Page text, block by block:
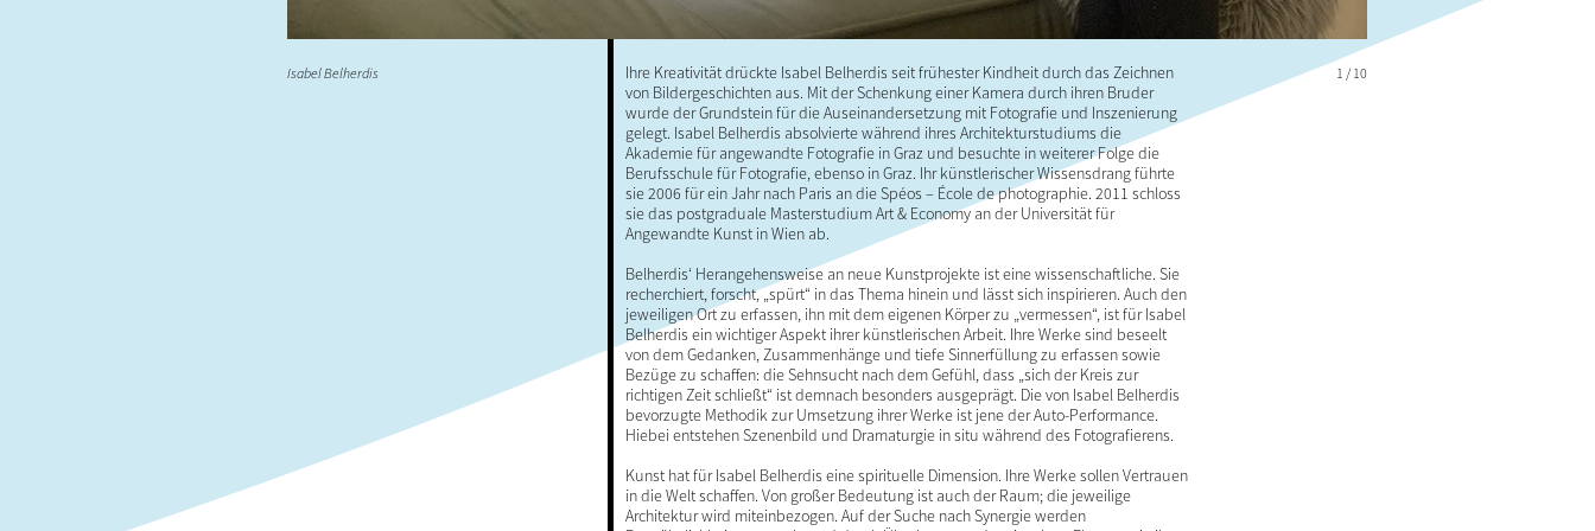
Ihre Kreativität drückte Isabel Belherdis seit frühester Kindheit durch das Zeichnen
von Bildergeschichten aus. Mit der Schenkung einer Kamera durch ihren Bruder
wurde der Grundstein für die Auseinandersetzung mit Fotografie und Inszenierung
gelegt. Isabel Belherdis absolvierte während ihres Architekturstudiums die
Akademie für angewandte Fotografie in Graz und besuchte in weiterer Folge die
Berufsschule für Fotografie, ebenso in Graz. Ihr künstlerischer Wissensdrang führte
sie 2006 für ein Jahr nach Paris an die Spéos – École de photographie. 2011 schloss
sie das postgraduale Masterstudium Art & Economy an der Universität für
Angewandte Kunst in Wien ab.
Belherdis‘ Herangehensweise an neue Kunstprojekte ist eine wissenschaftliche. Sie
recherchiert, forscht, „spürt“ in das Thema hinein und lässt sich inspirieren. Auch den
jeweiligen Ort zu erfassen, ihn mit dem eigenen Körper zu „vermessen“, ist für Isabel
Belherdis ein wichtiger Aspekt ihrer künstlerischen Arbeit. Ihre Werke sind beseelt
von dem Gedanken, Zusammenhänge und tiefe Sinnerfüllung zu erfassen sowie
Bezüge zu schaffen: die Sehnsucht nach dem Gefühl, dass „sich der Kreis zur
richtigen Zeit schließt“ ist demnach besonders ausgeprägt. Die von Isabel Belherdis
bevorzugte Methodik zur Umsetzung ihrer Werke ist jene der Auto-Performance.
Hiebei entstehen Szenenbild und Dramaturgie in situ während des Fotografierens.
Kunst hat für Isabel Belherdis eine spirituelle Dimension. Ihre Werke sollen Vertrauen
in die Welt schaffen. Von großer Bedeutung ist auch der Raum; die jeweilige
Architektur wird miteinbezogen. Auf der Suche nach Synergie werden
Isabel Belherdis 1 / 10